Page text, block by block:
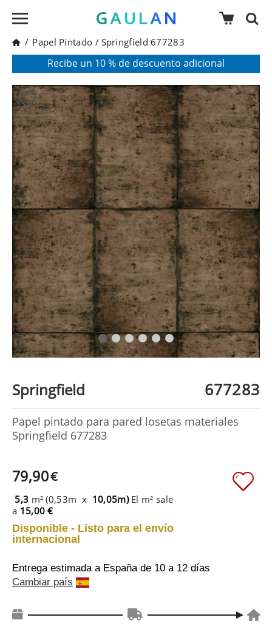
/ Papel Pintado / Springfield 677283
Pon en tu cesta el código:AGOSTO2026
Recibe un 10 % de descuento adicional
* Válido para pedidos superiores a 120€
Springfield 677283
Papel pintado para pared losetas materiales
Springfield 677283
79,90€
5,3 m² (0,53m x 10,05m) El m² sale
a 15,00 €
Disponible - Listo para el envío
internacional
Entrega estimada a España de 10 a 12 días
Cambiar país